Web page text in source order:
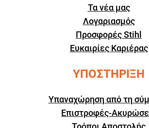
Τα νέα μας
Λογαριασμός
Προσφορές Stihl
Ευκαιρίες Καριέρας
ΥΠΟΣΤΗΡΙΞΗ
Υπαναχώρηση από τη
Επιστροφές-